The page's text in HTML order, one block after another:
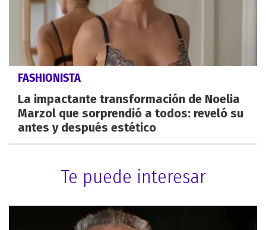
FASHIONISTA
La impactante transformación de Noelia
Marzol que sorprendió a todos: reveló su
antes y después estético
Te puede interesar